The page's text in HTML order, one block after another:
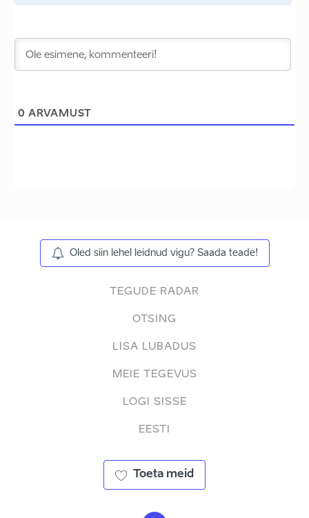
0 ARVAMUST
Oled siin lehel leidnud vigu? Saada teade!
TEGUDE RADAR
OTSING
LISA LUBADUS
MEIE TEGEVUS
LOGI SISSE
EESTI
Toeta meid